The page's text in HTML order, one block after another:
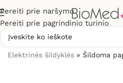
Pereiti prie naršymo
Pereiti prie pagrindinio turinio
Elektrinės šildyklės » Šildoma